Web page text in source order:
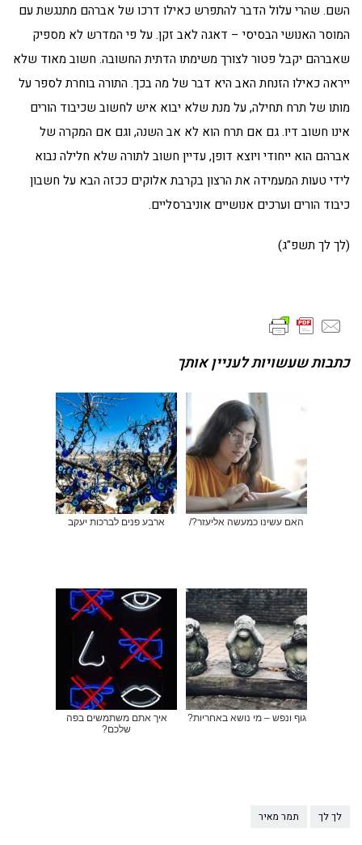
השם. שהרי עלול הדבר להתפרש כאילו דרכו של אברהם מתנגשת עם
המוסר האנושי הבסיסי – דאגה לאב זקן. על פי המדרש לא מספיק
שאברהם יקבל פטור לצורך משימתו הדתית החשובה. חשוב מאוד שלא
ייראה כאילו הזנחת האב היא דבר של מה בכך. התורה בוחרת לספר על
מותו של תרח תחילה, על מנת שלא יבוא איש לחשוב שכיבוד הורים
אינו חשוב דיו. גם אם תרח הוא לא אב השנה, וגם אם המקרה של
אברהם הוא ייחודי ויוצא דופן, עדיין חשוב לתורה שלא חלילה נבוא
לידי טעות המעמידה את הרצון בקרבת אלוקים ככזה הבא על חשבון
כיבוד הורים וערכים אנושיים אוניברסליים.
(לך לך תשפ"ג)
כתבות שעשויות לעניין אותך
האם עשינו כמעשה אליעזר?/ ארבע פנים לברכות יעקב
גוף ונפש – מי נושא באחריות?
איך אתם משתמשים בפה
שלכם?
לך לך תמר מאיר